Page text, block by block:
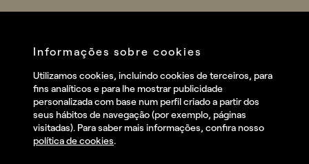
Startups
Services
Talent
Contact
Linkedin
Instagram
Facebook
Informações sobre cookies
Utilizamos cookies, incluindo cookies de terceiros, para
fins analíticos e para lhe mostrar publicidade
personalizada com base num perfil criado a partir dos
seus hábitos de navegação (por exemplo, páginas
visitadas). Para saber mais informações, confira nosso
política de cookies.